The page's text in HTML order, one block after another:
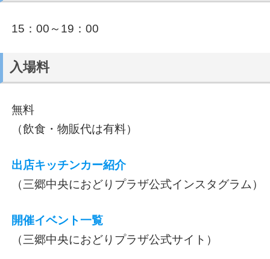
15：00～19：00
入場料
無料
（飲食・物販代は有料）
出店キッチンカー紹介
（三郷中央におどりプラザ公式インスタグラム）
開催イベント一覧
（三郷中央におどりプラザ公式サイト）